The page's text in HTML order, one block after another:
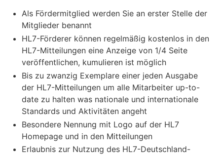
Als Fördermitglied werden Sie an erster Stelle der
Mitglieder benannt
HL7-Förderer können regelmäßig kostenlos in den
HL7-Mitteilungen eine Anzeige von 1/4 Seite
veröffentlichen, kumulieren ist möglich
Bis zu zwanzig Exemplare einer jeden Ausgabe
der HL7-Mitteilungen um alle Mitarbeiter up-to-
date zu halten was nationale und internationale
Standards und Aktivitäten angeht
Besondere Nennung mit Logo auf der HL7
Homepage und in den Mitteilungen
Erlaubnis zur Nutzung des HL7-Deutschland-